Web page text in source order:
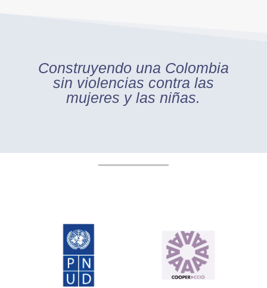
Construyendo una Colombia
sin violencias contra las
mujeres y las niñas.